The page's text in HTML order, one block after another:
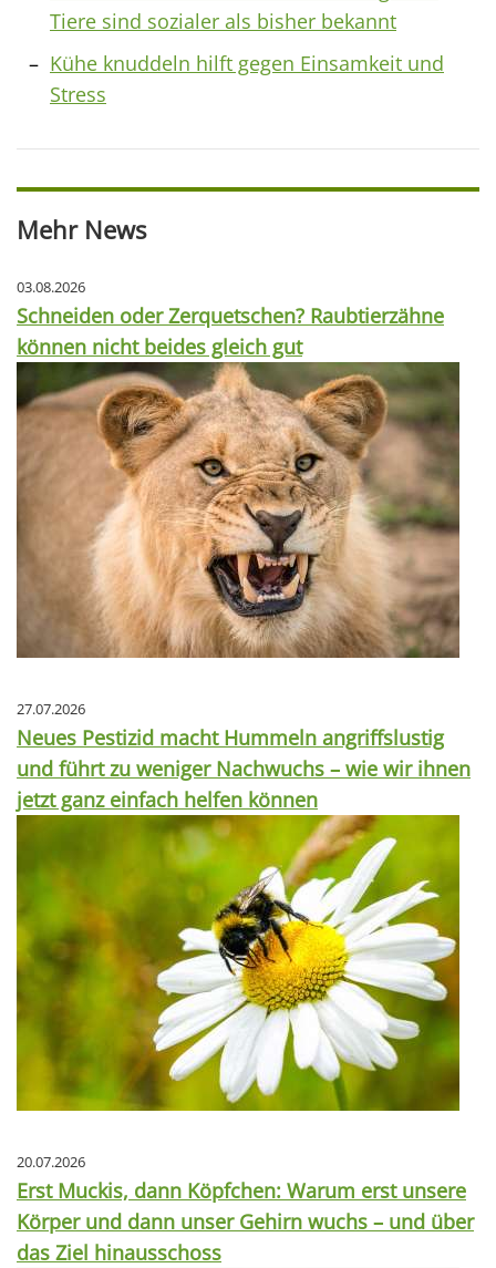
Tiere sind sozialer als bisher bekannt
Kühe knuddeln hilft gegen Einsamkeit und
Stress
Mehr News
03.08.2026
Schneiden oder Zerquetschen? Raubtierzähne
können nicht beides gleich gut
27.07.2026
Neues Pestizid macht Hummeln angriffslustig
und führt zu weniger Nachwuchs – wie wir ihnen
jetzt ganz einfach helfen können
20.07.2026
Erst Muckis, dann Köpfchen: Warum erst unsere
Körper und dann unser Gehirn wuchs – und über
das Ziel hinausschoss